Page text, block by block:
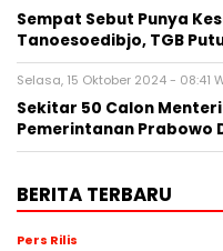
Sempat Sebut Punya
Tanoesoedibjo, TGB
Selasa, 15 Oktober 2024 - 08:41
Sekitar 50 Calon
Pemerintanan Prabowo
BERITA TERBARU
Pers Rilis